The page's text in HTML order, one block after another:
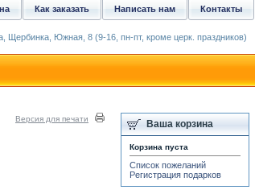
Версия для печати Ваша корзина
Корзина пуста
Список пожеланий
Регистрация подарков
Контакты
Написать нам
Как заказать
Щербинка, Южная, 8 (9-16, пн-пт, кроме церк. праздников)